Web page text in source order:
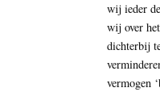
wij ieder
wij over
dichterbij
vermogen